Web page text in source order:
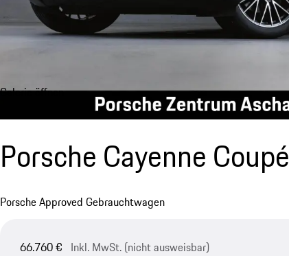
Galerie öffnen
Porsche Cayenne Coupé
Porsche Approved Gebrauchtwagen
66.760 € Inkl. MwSt. (nicht ausweisbar)